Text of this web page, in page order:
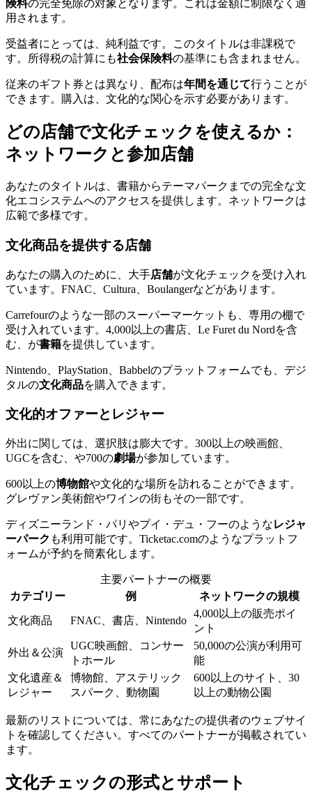
険料の完全免除の対象となります。これは金額に制限なく適
用されます。
受益者にとっては、純利益です。このタイトルは非課税で
す。所得税の計算にも社会保険料の基準にも含まれません。
従来のギフト券とは異なり、配布は年間を通じて行うことが
できます。購入は、文化的な関心を示す必要があります。
どの店舗で文化チェックを使えるか：
ネットワークと参加店舗
あなたのタイトルは、書籍からテーマパークまでの完全な文
化エコシステムへのアクセスを提供します。ネットワークは
広範で多様です。
文化商品を提供する店舗
あなたの購入のために、大手店舗が文化チェックを受け入れ
ています。FNAC、Cultura、Boulangerなどがあります。
Carrefourのような一部のスーパーマーケットも、専用の棚で
受け入れています。4,000以上の書店、Le Furet du Nordを含
む、が書籍を提供しています。
Nintendo、PlayStation、Babbelのプラットフォームでも、デジ
タルの文化商品を購入できます。
文化的オファーとレジャー
外出に関しては、選択肢は膨大です。300以上の映画館、
UGCを含む、や700の劇場が参加しています。
600以上の博物館や文化的な場所を訪れることができます。
グレヴァン美術館やワインの街もその一部です。
ディズニーランド・パリやプイ・デュ・フーのようなレジャ
ーパーク も利用可能です。Ticketac.comのようなプラットフ
ォームが予約を簡素化します。
主要パートナーの概要
カテゴリー
例 ネットワークの規模
文化商品 FNAC、書店、Nintendo
4,000以上の販売ポイ
ント
外出＆公演
UGC映画館、コンサー
トホール
50,000の公演が利用可
能
文化遺産＆
レジャー
博物館、アステリック
スパーク、動物園
600以上のサイト、30
以上の動物公園
最新のリストについては、常にあなたの提供者のウェブサイ
トを確認してください。すべてのパートナーが掲載されてい
ます。
文化チェックの形式とサポート